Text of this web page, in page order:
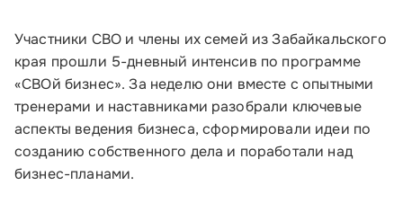
Участники СВО и члены их семей из Забайкальского
края прошли 5-дневный интенсив по программе
«СВОй бизнес». За неделю они вместе с опытными
тренерами и наставниками разобрали ключевые
аспекты ведения бизнеса, сформировали идеи по
созданию собственного дела и поработали над
бизнес-планами.